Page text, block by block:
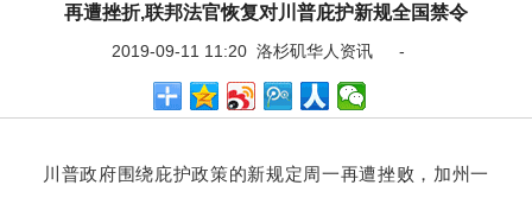
再遭挫折,联邦法官恢复对川普庇护新规全国禁令
2019-09-11 11:20 洛杉矶华人资讯 -
川普政府围绕庇护政策的新规定周一再遭挫败，加州一